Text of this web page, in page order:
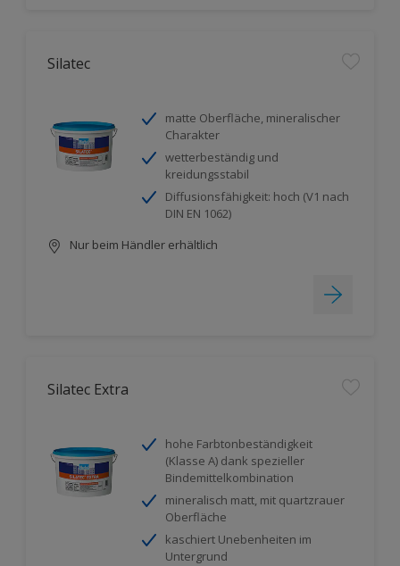
Silatec
matte Oberfläche, mineralischer
Charakter
wetterbeständig und
kreidungsstabil
Diffusionsfähigkeit: hoch (V1 nach
DIN EN 1062)
Nur beim Händler erhältlich
Silatec Extra
hohe Farbtonbeständigkeit
(Klasse A) dank spezieller
Bindemittelkombination
mineralisch matt, mit quartzrauer
Oberfläche
kaschiert Unebenheiten im
Untergrund